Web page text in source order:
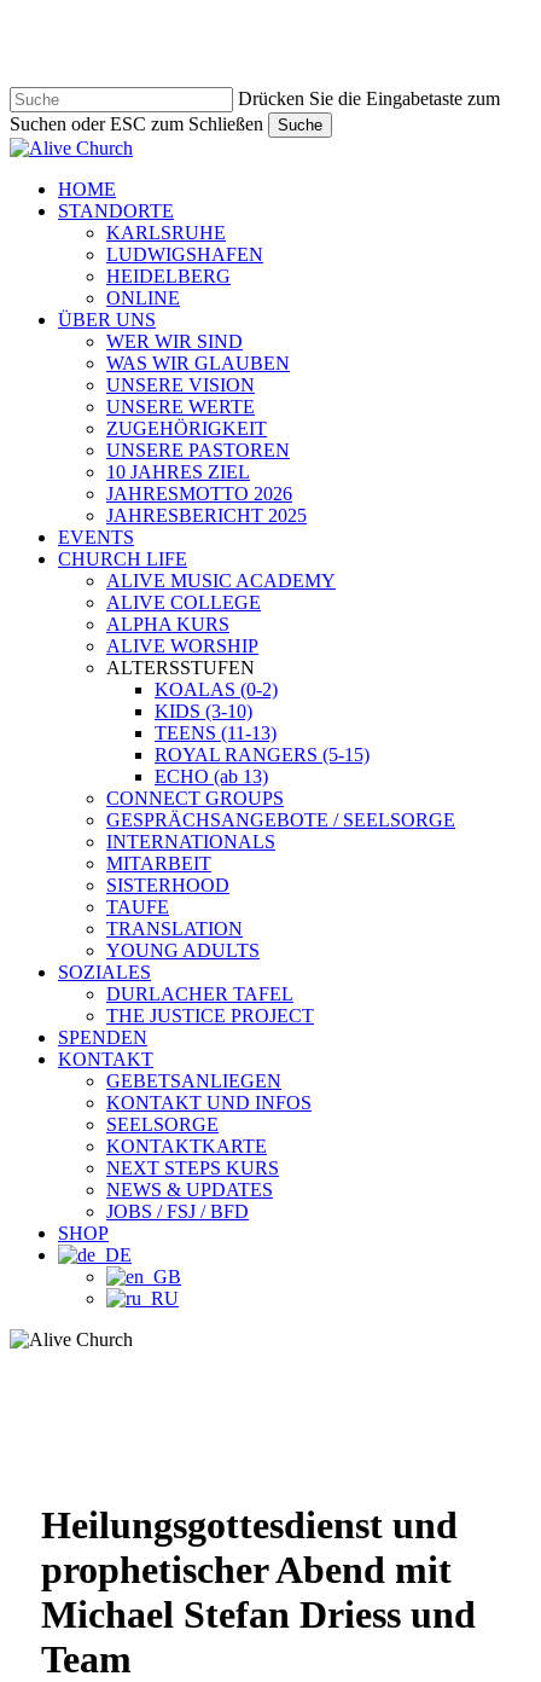
Drücken Sie die Eingabetaste zum
Suchen oder ESC zum Schließen
Suche
Suche
Navigationsmenü
HOME
STANDORTE
KARLSRUHE
LUDWIGSHAFEN
HEIDELBERG
ONLINE
ÜBER UNS
WER WIR SIND
WAS WIR GLAUBEN
UNSERE VISION
UNSERE WERTE
ZUGEHÖRIGKEIT
UNSERE PASTOREN
10 JAHRES ZIEL
JAHRESMOTTO 2026
JAHRESBERICHT 2025
EVENTS
CHURCH LIFE
ALIVE MUSIC ACADEMY
ALIVE COLLEGE
ALPHA KURS
ALIVE WORSHIP
ALTERSSTUFEN
KOALAS (0-2)
KIDS (3-10)
TEENS (11-13)
ROYAL RANGERS (5-15)
ECHO (ab 13)
CONNECT GROUPS
GESPRÄCHSANGEBOTE / SEELSORGE
INTERNATIONALS
MITARBEIT
SISTERHOOD
TAUFE
TRANSLATION
YOUNG ADULTS
SOZIALES
DURLACHER TAFEL
THE JUSTICE PROJECT
SPENDEN
KONTAKT
GEBETSANLIEGEN
KONTAKT UND INFOS
SEELSORGE
KONTAKTKARTE
NEXT STEPS KURS
NEWS & UPDATES
JOBS / FSJ / BFD
SHOP
Heilungsgottesdienst und
prophetischer Abend mit
Michael Stefan Driess und
Team